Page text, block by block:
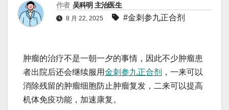
作者 吴科明 主治医生
8 月 22, 2025 #金刺参九正合剂
肿瘤的治疗不是一朝一夕的事情，因此不少肿瘤患
者出院后还会继续服用金刺参九正合剂
，一来可以
消除残留的肿瘤细胞防止肿瘤复发，二来可以提高
机体免疫功能，加速康复。